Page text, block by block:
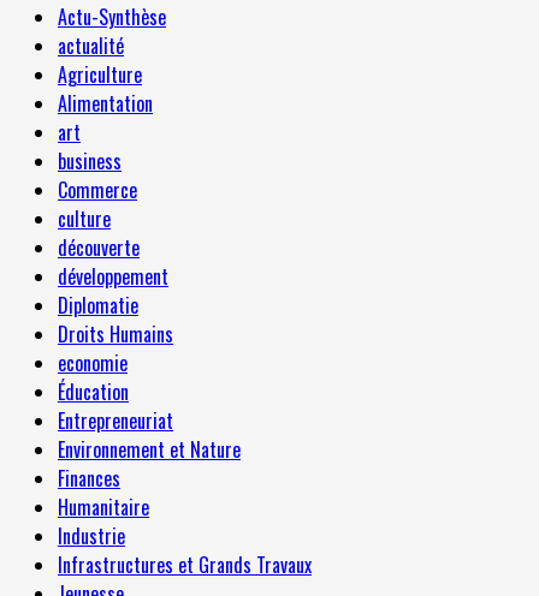
Actu-Synthèse
actualité
Agriculture
Alimentation
art
business
Commerce
culture
découverte
développement
Diplomatie
Droits Humains
economie
Éducation
Entrepreneuriat
Environnement et Nature
Finances
Humanitaire
Industrie
Infrastructures et Grands Travaux